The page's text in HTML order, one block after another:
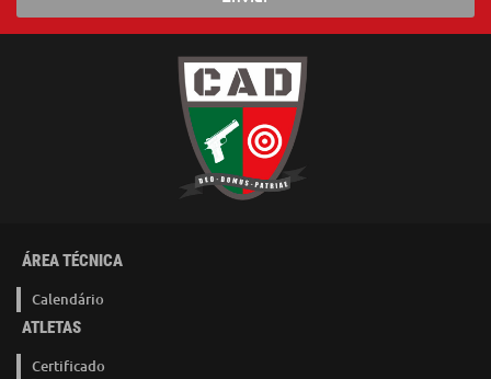
ÁREA TÉCNICA
Calendário
ATLETAS
Certificado